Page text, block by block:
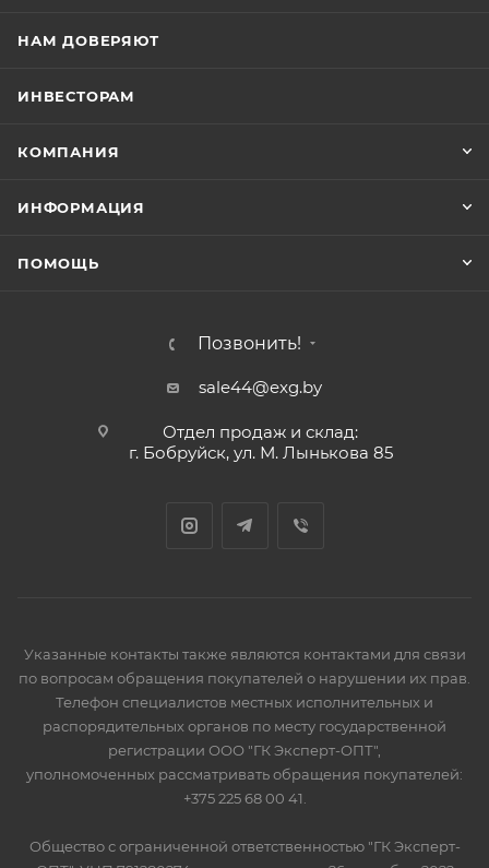
НАМ ДОВЕРЯЮТ
ИНВЕСТОРАМ
КОМПАНИЯ
ИНФОРМАЦИЯ
ПОМОЩЬ
Позвонить!
sale44@exg.by
Отдел продаж и склад:
г. Бобруйск, ул. М. Лынькова 85
Указанные контакты также являются контактами для связи
по вопросам обращения покупателей о нарушении их прав.
Телефон специалистов местных исполнительных и
распорядительных органов по месту государственной
регистрации ООО "ГК Эксперт-ОПТ",
уполномоченных рассматривать обращения покупателей:
+375 225 68 00 41.
Общество с ограниченной ответственностью "ГК Эксперт-